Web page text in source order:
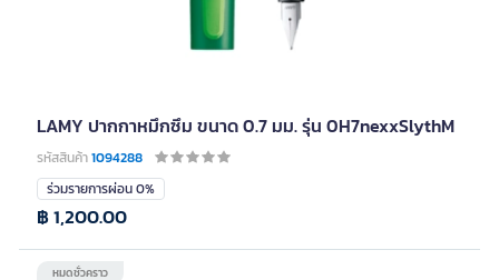
LAMY ปากกาหมึกซึม ขนาด 0.7 มม. รุ่น 0H7nexxSlythM
รหัสสินค้า1094288
ร่วมรายการผ่อน 0%
หมดชั่วคราว
฿ 1,200.00